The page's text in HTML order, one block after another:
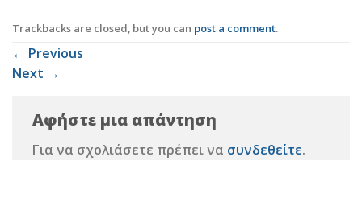
Trackbacks are closed, but you can post a comment.
← Previous
Next →
Αφήστε μια απάντηση
Για να σχολιάσετε πρέπει να συνδεθείτε.